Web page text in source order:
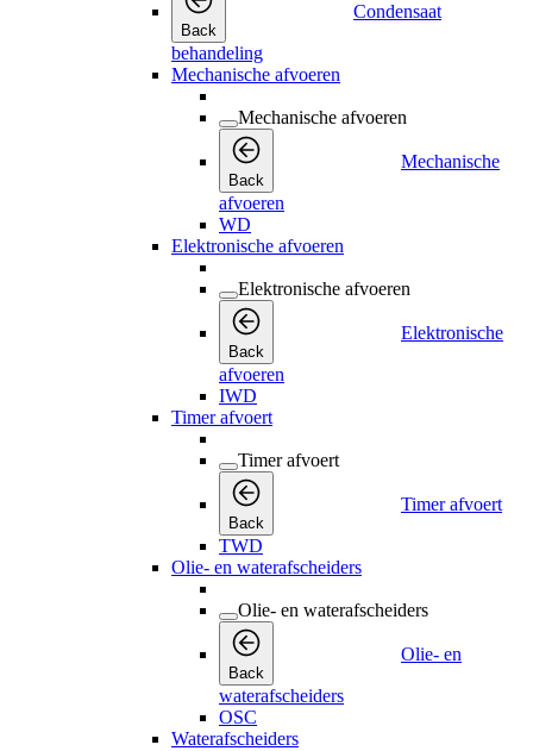
Back
Condensaat
behandeling
Mechanische afvoeren
Mechanische afvoeren
Back
Mechanische
afvoeren
WD
Elektronische afvoeren
Elektronische afvoeren
Back
Elektronische
afvoeren
IWD
Timer afvoert
Timer afvoert
Back
Timer afvoert
TWD
Olie- en waterafscheiders
Olie- en waterafscheiders
Back
Olie- en
waterafscheiders
OSC
Waterafscheiders